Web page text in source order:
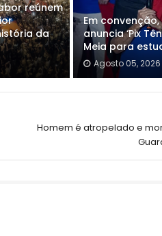
reúnem
da
Em
anuncia ‘Pix
Meia para
Agosto 05, 2026
Homem é atropelado e